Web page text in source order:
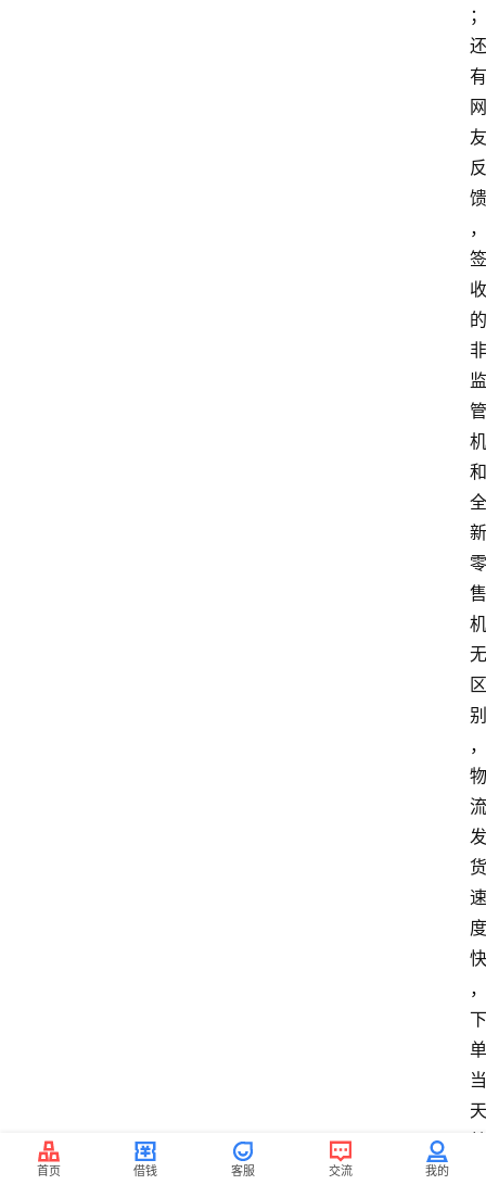
；
还
有
网
友
反
馈
，
签
收
的
非
监
管
机
和
全
新
零
售
机
无
区
别
，
物
流
发
货
速
度
快
，
下
单
当
天
首页 借钱 客服 交流 我的